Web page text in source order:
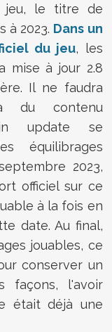
jeu, le titre de
à 2023. Dans un
du jeu, les
mise à jour 2.8
Il ne faudra
du contenu
update se
équilibrages
2023,
officiel sur ce
à la fois en
date. Au final,
jouables, ce
conserver un
façons, l'avoir
était déjà une